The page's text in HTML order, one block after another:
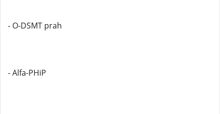
- O-DSMT prah
- Alfa-PHiP